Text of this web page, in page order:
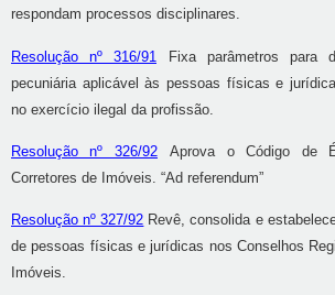
respondam processos disciplinares.
Resolução nº 316/91
Fixa parâmetros para
pecuniária aplicável às pessoas físicas e
no exercício ilegal da profissão.
Resolução nº 326/92
Aprova o Código de
Corretores de Imóveis. “Ad referendum”
Resolução nº 327/92 Revê, consolida e
de pessoas físicas e jurídicas nos Conselhos
Imóveis.